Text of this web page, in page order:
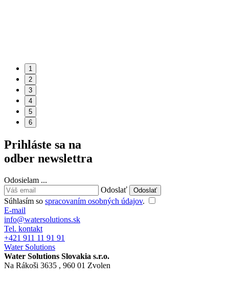
1
2
3
4
5
6
Prihláste sa na
odber newslettra
Odosielam ...
Odoslať
Súhlasím so spracovaním osobných údajov.
E-mail
info@watersolutions.sk
Tel. kontakt
+421 911 11 91 91
Water Solutions
Water Solutions Slovakia s.r.o.
Na Rákoši 3635 , 960 01 Zvolen